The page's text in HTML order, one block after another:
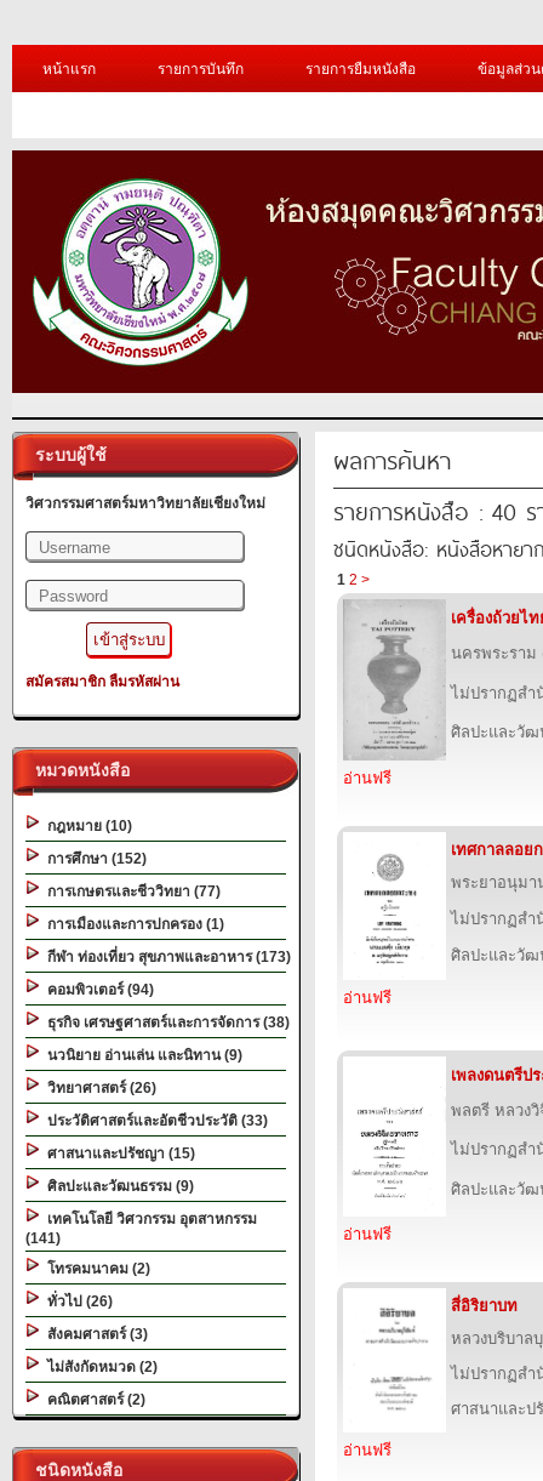
หน้าแรก รายการบันทึก รายการยืมหนังสือ ข้อมูลส่ว
ระบบผู้ใช้
วิศวกรรมศาสตร์มหาวิทยาลัยเชียงใหม่
สมัครสมาชิก ลืมรหัสผ่าน
หมวดหนังสือ
กฎหมาย (10)
การศึกษา (152)
การเกษตรและชีววิทยา (77)
การเมืองและการปกครอง (1)
กีฬา ท่องเที่ยว สุขภาพและอาหาร (173)
คอมพิวเตอร์ (94)
ธุรกิจ เศรษฐศาสตร์และการจัดการ (38)
นวนิยาย อ่านเล่น และนิทาน (9)
วิทยาศาสตร์ (26)
ประวัติศาสตร์และอัตชีวประวัติ (33)
ศาสนาและปรัชญา (15)
ศิลปะและวัฒนธรรม (9)
เทคโนโลยี วิศวกรรม อุตสาหกรรม
(141)
โทรคมนาคม (2)
ทั่วไป (26)
สังคมศาสตร์ (3)
ไม่สังกัดหมวด (2)
คณิตศาสตร์ (2)
ชนิดหนังสือ
ผลการค้นหา
รายการหนังสือ : 40 ร
ชนิดหนังสือ: หนังสือหายา
1 2 >
เครื่องถ้วยไ
นครพระราม
ไม่ปรากฏส
ศิลปะและวัฒ
อ่านฟรี
เทศกาลลอย
พระยาอนุมา
ไม่ปรากฏส
ศิลปะและวัฒ
อ่านฟรี
เพลงดนตรีป
พลตรี หลวง
ไม่ปรากฏส
ศิลปะและวัฒ
อ่านฟรี
สี่อิริยาบท
หลวงบริบา
ไม่ปรากฏส
ศาสนาและป
อ่านฟรี